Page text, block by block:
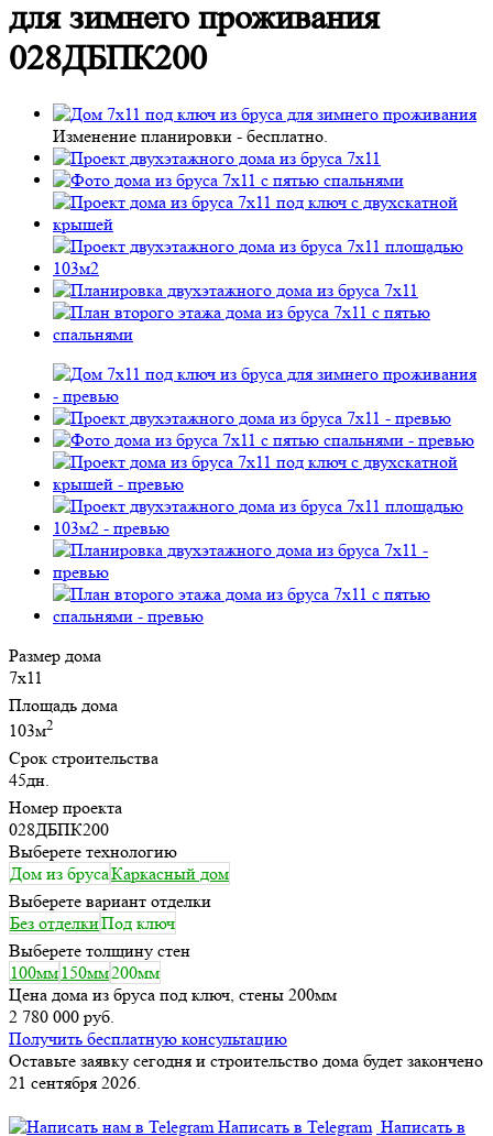
для зимнего проживания
028ДБПК200
Изменение планировки - бесплатно.
Размер дома
7х11
Площадь дома
103м2
Срок строительства
45дн.
Номер проекта
028ДБПК200
Выберете технологию
Дом из брусаКаркасный дом
Выберете вариант отделки
Без отделкиПод ключ
Выберете толщину стен
100мм 150мм200мм
Цена дома из бруса под ключ, стены 200мм
2 780 000 руб.
Получить бесплатную консультацию
Оставьте заявку сегодня и строительство дома будет закончено
21 сентября 2026.
Написать в Telegram Написать в